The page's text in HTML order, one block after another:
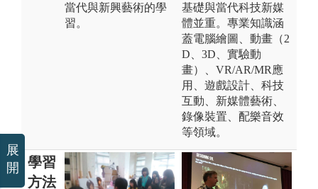
當代與新興藝術的學
習。
基礎與當代科技新媒
體並重。專業知識涵
蓋電腦繪圖、動畫（2
D、3D、實驗動
畫）、VR/AR/MR應
用、遊戲設計、科技
互動、新媒體藝術、
錄像裝置、配樂音效
等領域。
學習
方法
展
開